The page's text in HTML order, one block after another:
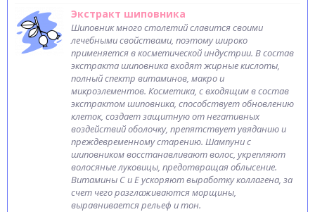
Экстракт шиповника
Шиповник много столетий славится своими
лечебными свойствами, поэтому широко
применяется в косметической индустрии. В состав
экстракта шиповника входят жирные кислоты,
полный спектр витаминов, макро и
микроэлементов. Косметика, с входящим в состав
экстрактом шиповника, способствует обновлению
клеток, создает защитную от негативных
воздействий оболочку, препятствует увяданию и
преждевременному старению. Шампуни с
шиповником восстанавливают волос, укрепляют
волосяные луковицы, предотвращая облысение.
Витамины С и Е ускоряют выработку коллагена, за
счет чего разглаживаются морщины,
выравнивается рельеф и тон.